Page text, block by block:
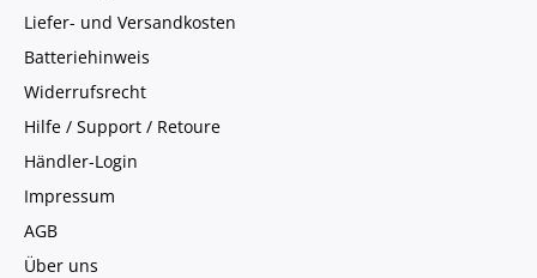
Liefer- und Versandkosten
Batteriehinweis
Widerrufsrecht
Hilfe / Support / Retoure
Händler-Login
Impressum
AGB
Über uns